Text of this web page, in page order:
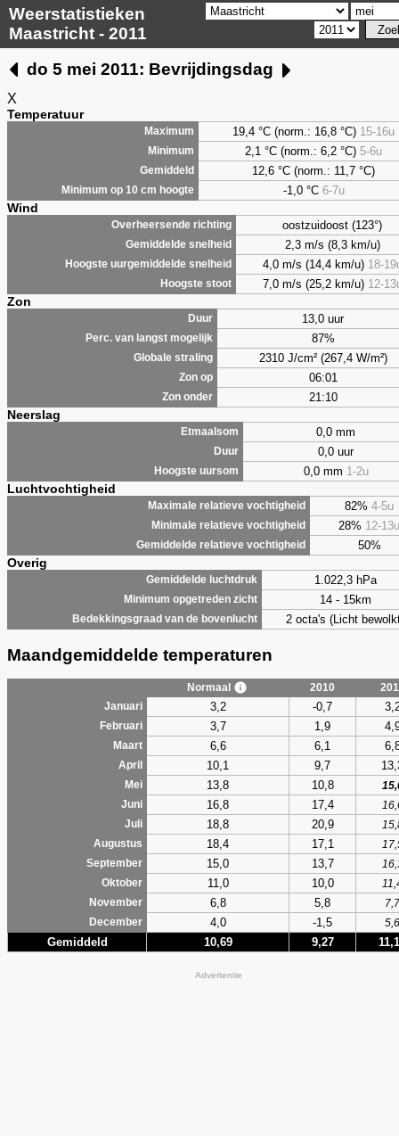
Weerstatistieken
Maastricht - 2011
do 5 mei 2011: Bevrijdingsdag
X
Temperatuur
Maximum 19,4 °C (norm.: 16,8 °C) 15-16u
Minimum 2,1 °C (norm.: 6,2 °C) 5-6u
Gemiddeld 12,6 °C (norm.: 11,7 °C)
Minimum op 10 cm hoogte -1,0 °C 6-7u
Wind
Overheersende richting oostzuidoost (123°)
Gemiddelde snelheid 2,3 m/s (8,3 km/u)
Hoogste uurgemiddelde snelheid 4,0 m/s (14,4 km/u) 18-
Hoogste stoot 7,0 m/s (25,2 km/u) 12-
Zon
Duur 13,0 uur
Perc. van langst mogelijk 87%
Globale straling 2310 J/cm² (267,4 W/m²)
Zon op 06:01
Zon onder 21:10
Neerslag
Etmaalsom 0,0 mm
Duur 0,0 uur
Hoogste uursom 0,0 mm 1-2u
Luchtvochtigheid
Maximale relatieve vochtigheid 82% 4-5u
Minimale relatieve vochtigheid 28% 12-13u
Gemiddelde relatieve vochtigheid 50%
Overig
Gemiddelde luchtdruk 1.022,3 hPa
Minimum opgetreden zicht 14 - 15km
Bedekkingsgraad van de bovenlucht 2 octa's (Licht
Maandgemiddelde temperaturen
Normaal 2010
Januari
3,2 -0,7
Februari 3,7 1,9
Maart 6,6 6,1
April 10,1 9,7
Mei 13,8 10,8
Juni
16,8 17,4
Juli
18,8 20,9
Augustus
18,4 17,1
September
15,0 13,7
Oktober
11,0 10,0
November
6,8 5,8
7,7
December
4,0 -1,5 5,6
Gemiddeld 10,69 9,27
Advertentie